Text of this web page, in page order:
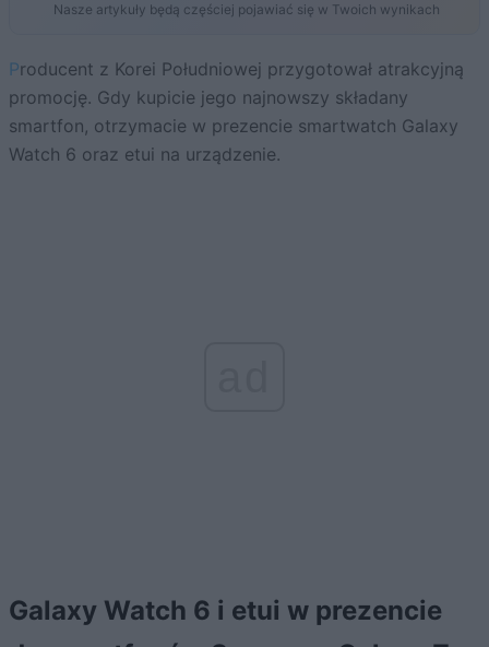
Nasze artykuły będą częściej pojawiać się w Twoich wynikach
Producent z Korei Południowej przygotował atrakcyjną
promocję. Gdy kupicie jego najnowszy składany
smartfon, otrzymacie w prezencie smartwatch Galaxy
Watch 6 oraz etui na urządzenie.
Galaxy Watch 6 i etui w prezencie